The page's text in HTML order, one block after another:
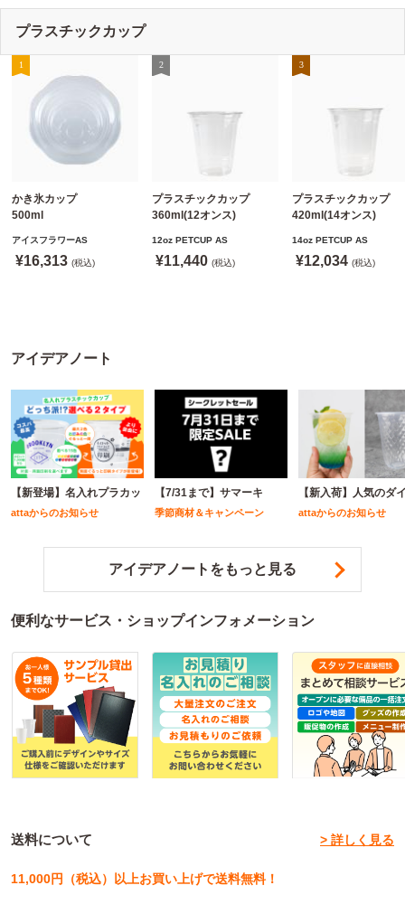
プラスチックカップ
かき氷カップ
500ml
※北海道・沖縄・離島 送
料別途
アイスフラワーAS
¥16,313 (税込)
プラスチックカップ
360ml(12オンス)
※沖縄・離島 配送料別途
12oz PETCUP AS
¥11,440 (税込)
プラスチックカップ
420ml(14オンス)
※沖縄・離島 配送料
14oz PETCUP AS
¥12,034 (税込)
アイデアノート
【新登場】名入れプラカッ
attaからのお知らせ
【7/31まで】サマーキ
季節商材＆キャンペーン
【新入荷】人気のダ
attaからのお知らせ
アイデアノートをもっと見る
便利なサービス・ショップインフォメーション
送料について > 詳しく見る
11,000円（税込）以上お買い上げで送料無料！